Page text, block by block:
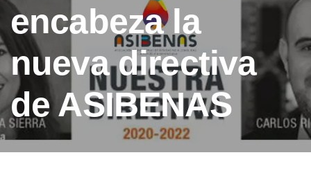
encabeza la
nueva directiva
de ASIBENAS